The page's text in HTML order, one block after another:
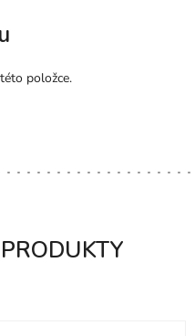
položce.